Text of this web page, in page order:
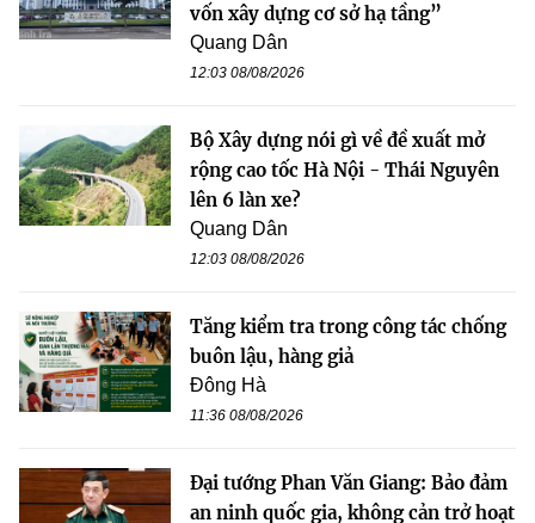
vốn xây dựng cơ sở hạ tầng”
Quang Dân
12:03 08/08/2026
Bộ Xây dựng nói gì về đề xuất mở
rộng cao tốc Hà Nội - Thái Nguyên
lên 6 làn xe?
Quang Dân
12:03 08/08/2026
Tăng kiểm tra trong công tác chống
buôn lậu, hàng giả
Đông Hà
11:36 08/08/2026
Đại tướng Phan Văn Giang: Bảo đảm
an ninh quốc gia, không cản trở hoạt